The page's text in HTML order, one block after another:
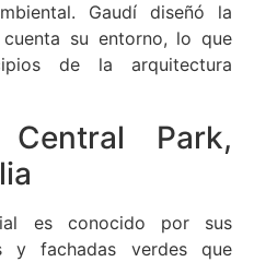
Gaudí diseñó la
su entorno, lo que
de la arquitectura
Park,
es conocido por sus
y fachadas verdes que